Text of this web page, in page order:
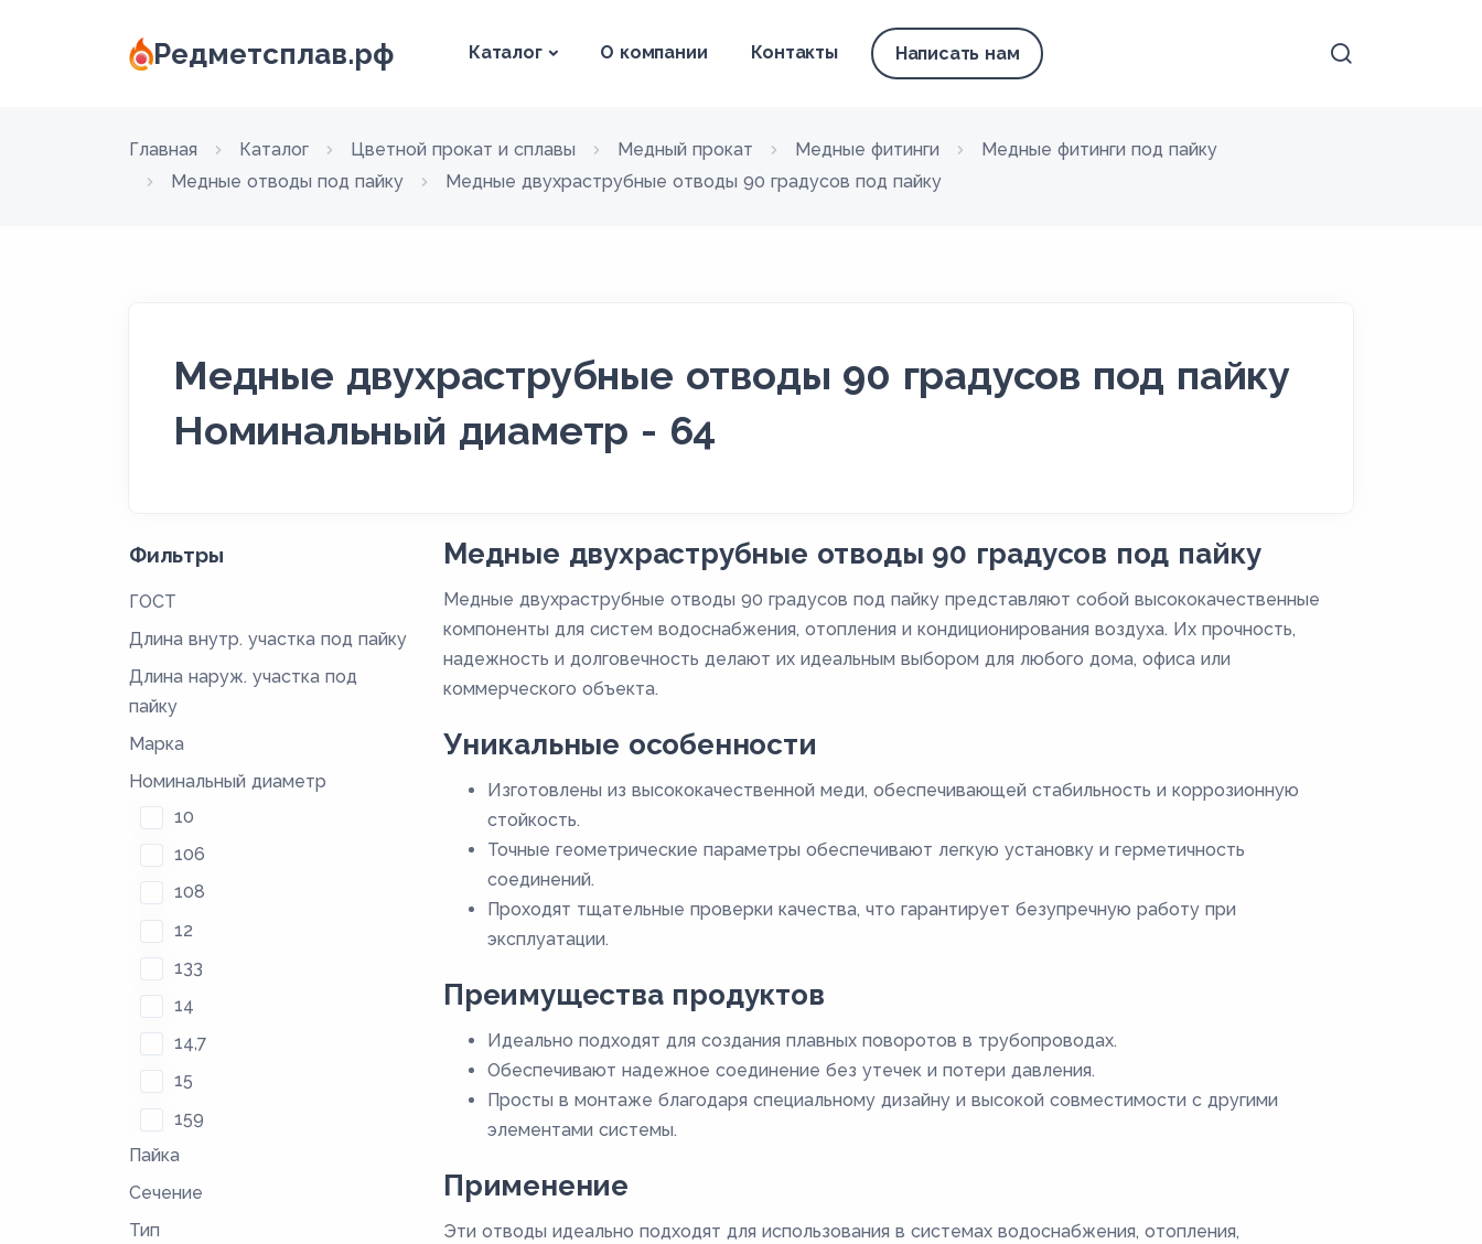
Редметсплав.рф Каталог О компании Контакты Написать нам
Главная Каталог Цветной прокат и сплавы Медный прокат Медные фитинги
Медные фитинги под пайку
Медные отводы под пайку
Медные двухраструбные отводы 90 градусов под пайку
Медные двухраструбные отводы 90 градусов под пайку
Номинальный диаметр - 64
Фильтры
ГОСТ
Длина внутр. участка под пайку
Длина наруж. участка под
пайку
Марка
Номинальный диаметр
10
106
108
12
133
14
14,7
15
159
16
18
Пайка
Сечение
Тип
Медные двухраструбные отводы 90 градусов под пайку
Медные двухраструбные отводы 90 градусов под пайку представляют собой высококачественные
компоненты для систем водоснабжения, отопления и кондиционирования воздуха. Их прочность,
надежность и долговечность делают их идеальным выбором для любого дома, офиса или
коммерческого объекта.
Уникальные особенности
Изготовлены из высококачественной меди, обеспечивающей стабильность и коррозионную
стойкость.
Точные геометрические параметры обеспечивают легкую установку и герметичность
соединений.
Проходят тщательные проверки качества, что гарантирует безупречную работу при
эксплуатации.
Преимущества продуктов
Идеально подходят для создания плавных поворотов в трубопроводах.
Обеспечивают надежное соединение без утечек и потери давления.
Просты в монтаже благодаря специальному дизайну и высокой совместимости с другими
элементами системы.
Применение
Эти отводы идеально подходят для использования в системах водоснабжения, отопления,